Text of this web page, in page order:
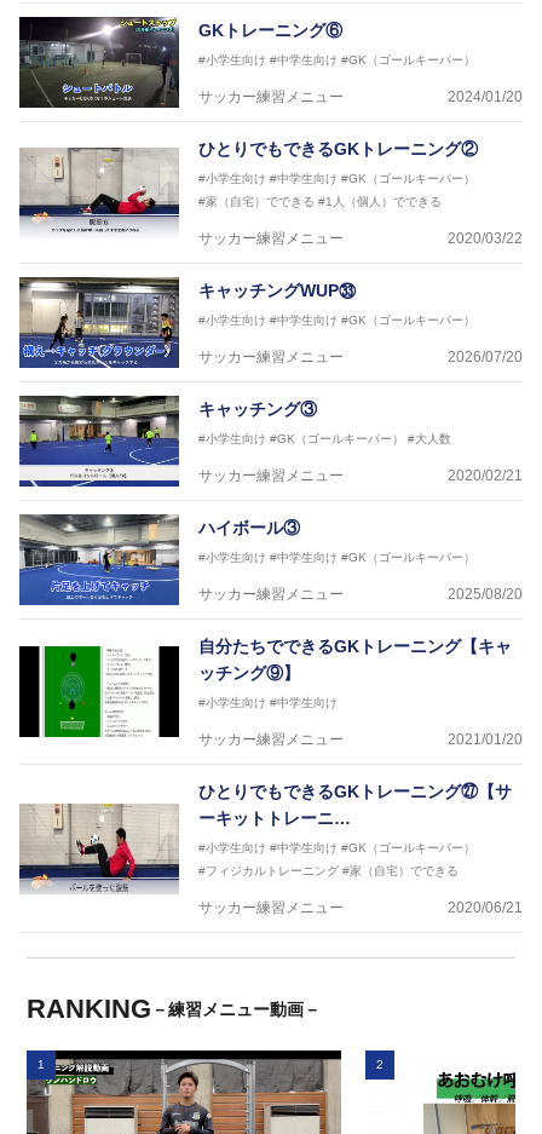
GKトレーニング⑥
#小学生向け #中学生向け #GK（ゴールキーパー）
サッカー練習メニュー 2024/01/20
ひとりでもできるGKトレーニング②
#小学生向け #中学生向け #GK（ゴールキーパー）
#家（自宅）でできる #1人（個人）でできる
サッカー練習メニュー 2020/03/22
キャッチングWUP㉝
#小学生向け #中学生向け #GK（ゴールキーパー）
サッカー練習メニュー 2026/07/20
キャッチング③
#小学生向け #GK（ゴールキーパー） #大人数
サッカー練習メニュー 2020/02/21
ハイボール③
#小学生向け #中学生向け #GK（ゴールキーパー）
サッカー練習メニュー 2025/08/20
自分たちでできるGKトレーニング【キャ
ッチング⑨】
#小学生向け #中学生向け
サッカー練習メニュー 2021/01/20
ひとりでもできるGKトレーニング㉗【サ
ーキットトレーニ…
#小学生向け #中学生向け #GK（ゴールキーパー）
#フィジカルトレーニング #家（自宅）でできる
サッカー練習メニュー 2020/06/21
RANKING －練習メニュー動画－
1 2